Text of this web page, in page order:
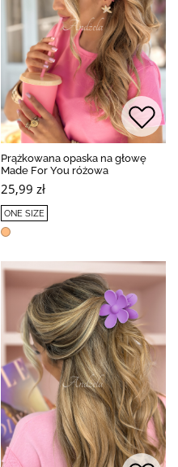
Prążkowana opaska na głowę
Made For You różowa
25,99 zł
ONE SIZE